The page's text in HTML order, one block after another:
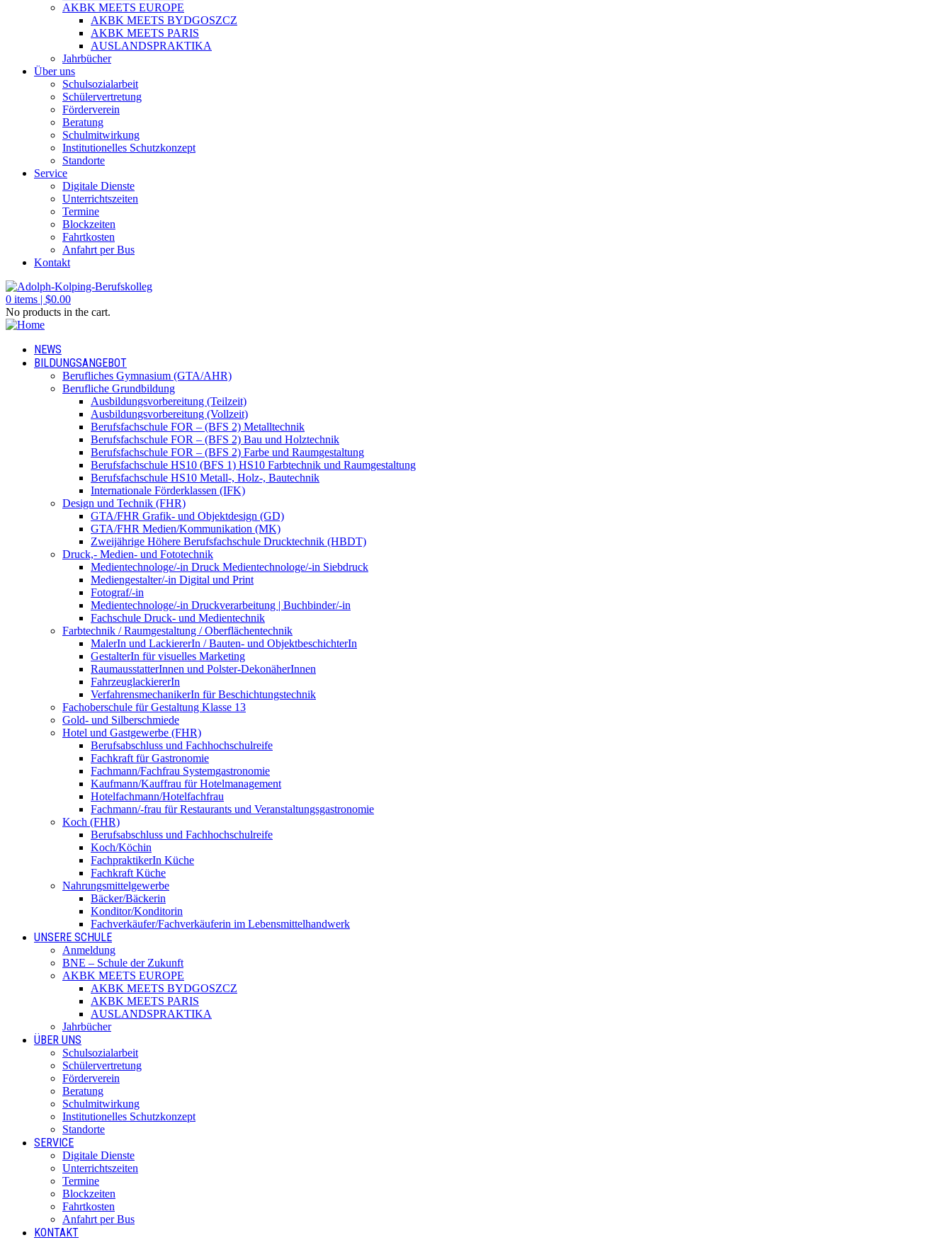
AKBK MEETS EUROPE
AKBK MEETS BYDGOSZCZ
AKBK MEETS PARIS
AUSLANDSPRAKTIKA
Jahrbücher
Über uns
Schulsozialarbeit
Schülervertretung
Förderverein
Beratung
Schulmitwirkung
Institutionelles Schutzkonzept
Standorte
Service
Digitale Dienste
Unterrichtszeiten
Termine
Blockzeiten
Fahrtkosten
Anfahrt per Bus
Kontakt
0 items | $0.00
No products in the cart.
NEWS
BILDUNGSANGEBOT
Berufliches Gymnasium (GTA/AHR)
Berufliche Grundbildung
Ausbildungsvorbereitung (Teilzeit)
Ausbildungsvorbereitung (Vollzeit)
Berufsfachschule FOR – (BFS 2) Metalltechnik
Berufsfachschule FOR – (BFS 2) Bau und Holztechnik
Berufsfachschule FOR – (BFS 2) Farbe und Raumgestaltung
Berufsfachschule HS10 (BFS 1) HS10 Farbtechnik und Raumgestaltung
Berufsfachschule HS10 Metall-, Holz-, Bautechnik
Internationale Förderklassen (IFK)
Design und Technik (FHR)
GTA/FHR Grafik- und Objektdesign (GD)
GTA/FHR Medien/Kommunikation (MK)
Zweijährige Höhere Berufsfachschule Drucktechnik (HBDT)
Druck,- Medien- und Fototechnik
Medientechnologe/-in Druck Medientechnologe/-in Siebdruck
Mediengestalter/-in Digital und Print
Fotograf/-in
Medientechnologe/-in Druckverarbeitung | Buchbinder/-in
Fachschule Druck- und Medientechnik
Farbtechnik / Raumgestaltung / Oberflächentechnik
MalerIn und LackiererIn / Bauten- und ObjektbeschichterIn
GestalterIn für visuelles Marketing
RaumausstatterInnen und Polster-DekonäherInnen
FahrzeuglackiererIn
VerfahrensmechanikerIn für Beschichtungstechnik
Fachoberschule für Gestaltung Klasse 13
Gold- und Silberschmiede
Hotel und Gastgewerbe (FHR)
Berufsabschluss und Fachhochschulreife
Fachkraft für Gastronomie
Fachmann/Fachfrau Systemgastronomie
Kaufmann/Kauffrau für Hotelmanagement
Hotelfachmann/Hotelfachfrau
Fachmann/-frau für Restaurants und Veranstaltungsgastronomie
Koch (FHR)
Berufsabschluss und Fachhochschulreife
Koch/Köchin
FachpraktikerIn Küche
Fachkraft Küche
Nahrungsmittelgewerbe
Bäcker/Bäckerin
Konditor/Konditorin
Fachverkäufer/Fachverkäuferin im Lebensmittelhandwerk
UNSERE SCHULE
Anmeldung
BNE – Schule der Zukunft
AKBK MEETS EUROPE
AKBK MEETS BYDGOSZCZ
AKBK MEETS PARIS
AUSLANDSPRAKTIKA
Jahrbücher
ÜBER UNS
Schulsozialarbeit
Schülervertretung
Förderverein
Beratung
Schulmitwirkung
Institutionelles Schutzkonzept
Standorte
SERVICE
Digitale Dienste
Unterrichtszeiten
Termine
Blockzeiten
Fahrtkosten
Anfahrt per Bus
KONTAKT